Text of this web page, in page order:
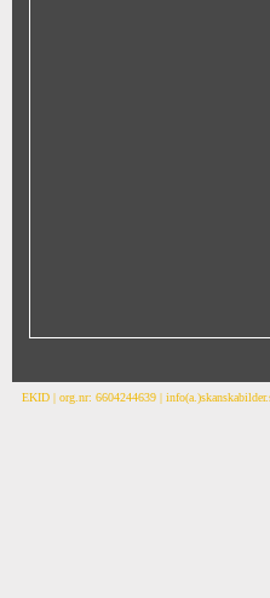
EKID | org.nr: 6604244639 |